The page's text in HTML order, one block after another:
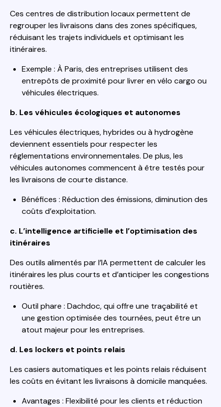
Ces centres de distribution locaux permettent de
regrouper les livraisons dans des zones spécifiques,
réduisant les trajets individuels et optimisant les
itinéraires.
Exemple : À Paris, des entreprises utilisent des
entrepôts de proximité pour livrer en vélo cargo ou
véhicules électriques.
b. Les véhicules écologiques et autonomes
Les véhicules électriques, hybrides ou à hydrogène
deviennent essentiels pour respecter les
réglementations environnementales. De plus, les
véhicules autonomes commencent à être testés pour
les livraisons de courte distance.
Bénéfices : Réduction des émissions, diminution des
coûts d’exploitation.
c. L’intelligence artificielle et l’optimisation des
itinéraires
Des outils alimentés par l’IA permettent de calculer les
itinéraires les plus courts et d’anticiper les congestions
routières.
Outil phare : Dachdoc, qui offre une traçabilité et
une gestion optimisée des tournées, peut être un
atout majeur pour les entreprises.
d. Les lockers et points relais
Les casiers automatiques et les points relais réduisent
les coûts en évitant les livraisons à domicile manquées.
Avantages : Flexibilité pour les clients et réduction